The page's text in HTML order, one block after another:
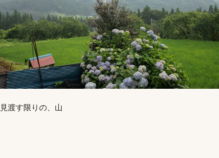
見渡す限りの、山